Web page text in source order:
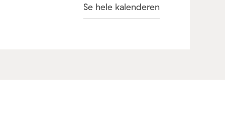
Se hele kalenderen